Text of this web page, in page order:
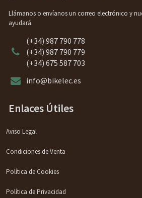
Llámanos o envíanos un correo electrónico y
ayudará.
(+34) 987 790 778
(+34) 987 790 779
(+34) 675 587 703
info@bikelec.es
Enlaces Útiles
Aviso Legal
Condiciones de Venta
Política de Cookies
Política de Privacidad